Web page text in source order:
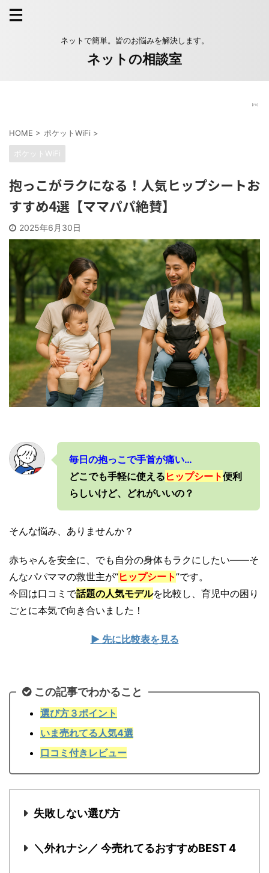
ネットで簡単。皆のお悩みを解決します。
ネットの相談室
【PR】
HOME > ポケットWiFi >
ポケットWiFi
抱っこがラクになる！人気ヒップシートお
すすめ4選【ママパパ絶賛】
2025年6月30日
毎日の抱っこで手首が痛い…
どこでも手軽に使える ヒップシート便利
らしいけど、どれがいいの？
そんな悩み、ありませんか？
赤ちゃんを安全に、でも自分の身体もラクにしたい――そ
んなパパママの救世主が“ヒップシート”です。
今回は口コミで話題の人気モデルを比較し、育児中の困り
ごとに本気で向き合いました！
▶ 先に比較表を見る
この記事でわかること
選び方３ポイント
いま売れてる人気4選
口コミ付きレビュー
失敗しない選び方
＼外れナシ／ 今売れてるおすすめBEST 4